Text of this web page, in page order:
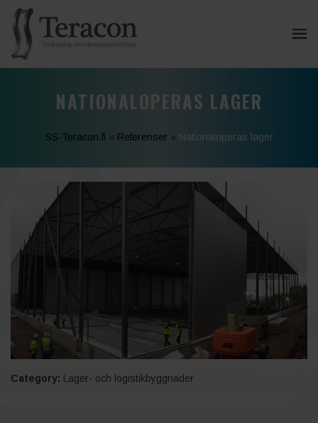
NATIONALOPERAS LAGER
SS-Teracon.fi » Referenser » Nationaloperas lager
Category: Lager- och logistikbyggnader